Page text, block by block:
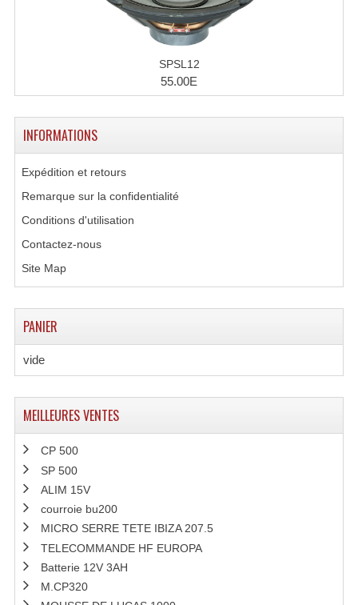
SPSL12
55.00E
INFORMATIONS
Expédition et retours
Remarque sur la confidentialité
Conditions d'utilisation
Contactez-nous
Site Map
PANIER
vide
MEILLEURES VENTES
CP 500
SP 500
ALIM 15V
courroie bu200
MICRO SERRE TETE IBIZA 207.5
TELECOMMANDE HF EUROPA
Batterie 12V 3AH
M.CP320